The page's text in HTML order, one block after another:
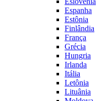
Espanha
Estônia
Finlândia
França
Grécia
Hungria
Irlanda
Itália
Letônia
Lituânia